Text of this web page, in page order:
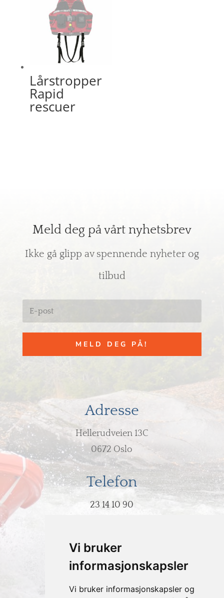
Vi bruker
informasjonskapsler
Vi bruker informasjonskapsler og
Lårstropper
Rapid
rescuer
Meld deg på vårt nyhetsbrev
Ikke gå glipp av spennende nyheter og
tilbud
MELD DEG PÅ!
Adresse
Hellerudveien 13C
0672 Oslo
Telefon
23 14 10 90
post@hodeovervann.no